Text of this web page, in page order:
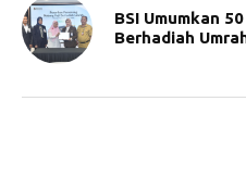
BSI Umumkan
Berhadiah